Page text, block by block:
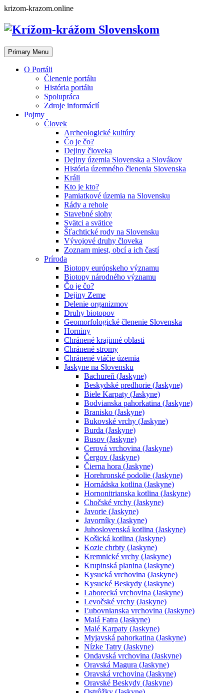
Skip
content
krizom-krazom.online
Primary Menu
O Portáli
Členenie portálu
História portálu
Spolupráca
Zdroje informácií
Pojmy
Človek
Archeologické kultúry
Čo je čo?
Dejiny človeka
Dejiny územia Slovenska a Slovákov
História územného členenia Slovenska
Králi
Kto je kto?
Pamiatkové územia na Slovensku
Rády a rehole
Stavebné slohy
Svätci a svätice
Šľachtické rody na Slovensku
Vývojové druhy človeka
Zoznam miest, obcí a ich častí
Príroda
Biotopy európskeho významu
Biotopy národného významu
Čo je čo?
Dejiny Zeme
Delenie organizmov
Druhy biotopov
Geomorfologické členenie Slovenska
Horniny
Chránené krajinné oblasti
Chránené stromy
Chránené vtáčie územia
Jaskyne na Slovensku
Bachureň (Jaskyne)
Beskydské predhorie (Jaskyne)
Biele Karpaty (Jaskyne)
Bodvianska pahorkatina (Jaskyne)
Branisko (Jaskyne)
Bukovské vrchy (Jaskyne)
Burda (Jaskyne)
Busov (Jaskyne)
Cerová vrchovina (Jaskyne)
Čergov (Jaskyne)
Čierna hora (Jaskyne)
Horehronské podolie (Jaskyne)
Hornádska kotlina (Jaskyne)
Hornonitrianska kotlina (Jaskyne)
Chočské vrchy (Jaskyne)
Javorie (Jaskyne)
Javorníky (Jaskyne)
Juhoslovenská kotlina (Jaskyne)
Košická kotlina (Jaskyne)
Kozie chrbty (Jaskyne)
Kremnické vrchy (Jaskyne)
Krupinská planina (Jaskyne)
Kysucká vrchovina (Jaskyne)
Kysucké Beskydy (Jaskyne)
Laborecká vrchovina (Jaskyne)
Levočské vrchy (Jaskyne)
Ľubovnianska vrchovina (Jaskyne)
Malá Fatra (Jaskyne)
Malé Karpaty (Jaskyne)
Myjavská pahorkatina (Jaskyne)
Nízke Tatry (Jaskyne)
Ondavská vrchovina (Jaskyne)
Oravská Magura (Jaskyne)
Oravská vrchovina (Jaskyne)
Oravské Beskydy (Jaskyne)